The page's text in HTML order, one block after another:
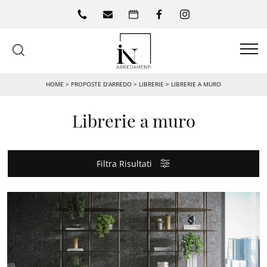
HOME > PROPOSTE D’ARREDO > LIBRERIE > LIBRERIE A MURO
Librerie a muro
Filtra Risultati